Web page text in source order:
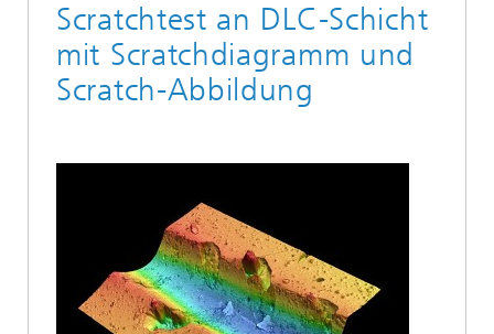
Scratchtest an DLC-Schicht
mit Scratchdiagramm und
Scratch-Abbildung